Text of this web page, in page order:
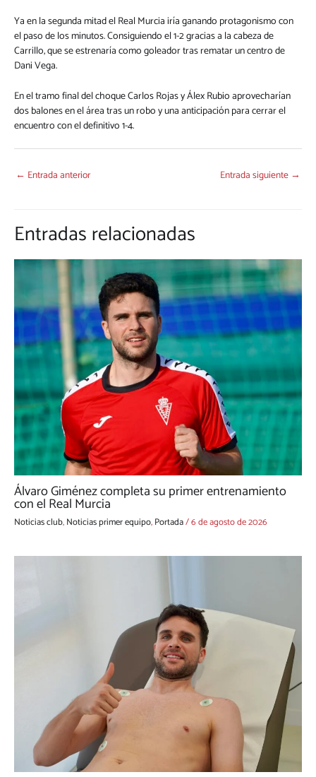
Ya en la segunda mitad el Real Murcia iría ganando protagonismo con
el paso de los minutos. Consiguiendo el 1-2 gracias a la cabeza de
Carrillo, que se estrenaría como goleador tras rematar un centro de
Dani Vega.
En el tramo final del choque Carlos Rojas y Álex Rubio aprovecharían
dos balones en el área tras un robo y una anticipación para cerrar el
encuentro con el definitivo 1-4.
← Entrada anterior Entrada siguiente →
Entradas relacionadas
Álvaro Giménez completa su primer entrenamiento
con el Real Murcia
Noticias club,Noticias primer equipo,Portada/6 de agosto de 2026